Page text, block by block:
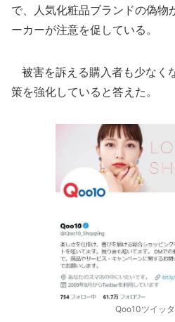
で、人気化粧品ブランドの偽物
ーカーが注意を促している。
被害を訴える購入者も少なく
策を強化していると答えた。
Qoo10ツイッ